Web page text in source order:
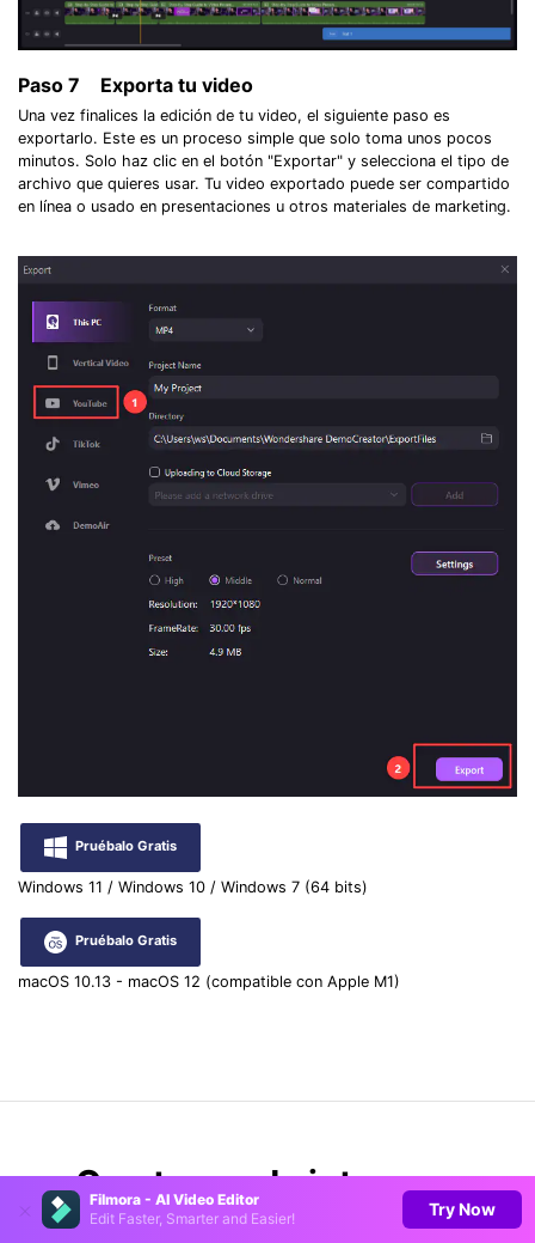
Filmora - AI Video Editor
Edit Faster, Smarter and Easier!
Try Now
Paso 7 Exporta tu video
Una vez finalices la edición de tu video, el siguiente paso es
exportarlo. Este es un proceso simple que solo toma unos pocos
minutos. Solo haz clic en el botón "Exportar" y selecciona el tipo de
archivo que quieres usar. Tu video exportado puede ser compartido
en línea o usado en presentaciones u otros materiales de marketing.
Pruébalo Gratis
Windows 11 / Windows 10 / Windows 7 (64 bits)
Pruébalo Gratis
macOS 10.13 - macOS 12 (compatible con Apple M1)
Que te puede interesar